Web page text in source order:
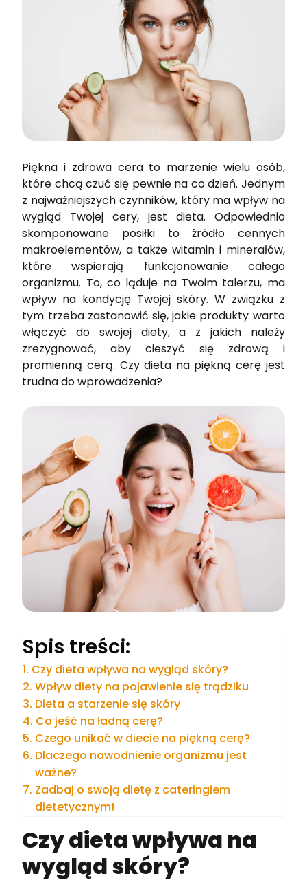
Piękna i zdrowa cera to marzenie wielu osób,
które chcą czuć się pewnie na co dzień. Jednym
z najważniejszych czynników, który ma wpływ na
wygląd Twojej cery, jest dieta. Odpowiednio
skomponowane posiłki to źródło cennych
makroelementów, a także witamin i minerałów,
które wspierają funkcjonowanie całego
organizmu. To, co ląduje na Twoim talerzu, ma
wpływ na kondycję Twojej skóry. W związku z
tym trzeba zastanowić się, jakie produkty warto
włączyć do swojej diety, a z jakich należy
zrezygnować, aby cieszyć się zdrową i
promienną cerą. Czy dieta na piękną cerę jest
trudna do wprowadzenia?
Spis treści:
Czy dieta wpływa na wygląd skóry?
Wpływ diety na pojawienie się trądziku
Dieta a starzenie się skóry
Co jeść na ładną cerę?
Czego unikać w diecie na piękną cerę?
Dlaczego nawodnienie organizmu jest
ważne?
Zadbaj o swoją dietę z cateringiem
dietetycznym!
Czy dieta wpływa na
wygląd skóry?